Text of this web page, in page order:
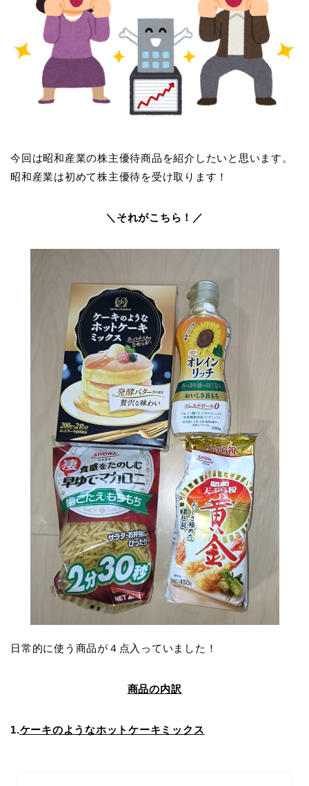
今回は昭和産業の株主優待商品を紹介したいと思います。
昭和産業は初めて株主優待を受け取ります！
＼それがこちら！／
日常的に使う商品が４点入っていました！
商品の内訳
1.ケーキのようなホットケーキミックス